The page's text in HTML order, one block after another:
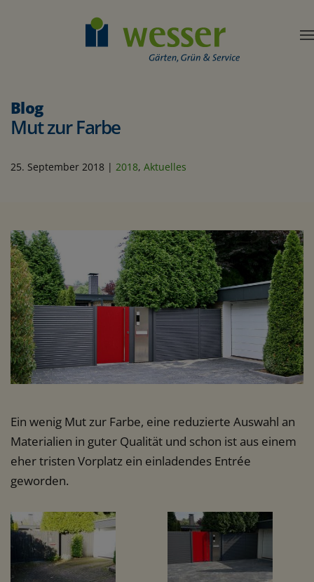
Blog
Mut zur Farbe
25. September 2018 | 2018, Aktuelles
Ein wenig Mut zur Farbe, eine reduzierte Auswahl an
Materialien in guter Qualität und schon ist aus einem
eher tristen Vorplatz ein einladendes Entrée
geworden.